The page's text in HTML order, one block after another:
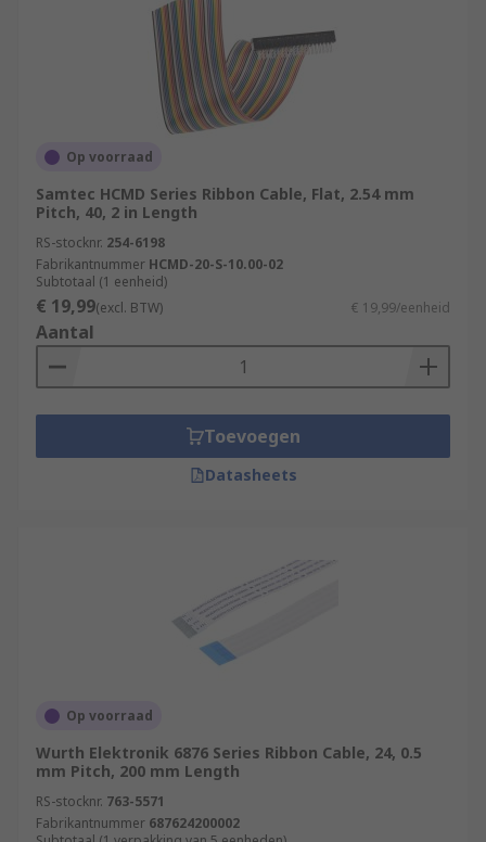
Op voorraad
Samtec HCMD Series Ribbon Cable, Flat, 2.54 mm
Pitch, 40, 2 in Length
RS-stocknr. 254-6198
Fabrikantnummer HCMD-20-S-10.00-02
Subtotaal (1 eenheid)
€ 19,99(excl. BTW) € 19,99/eenheid
Aantal
Toevoegen
Datasheets
Op voorraad
Wurth Elektronik 6876 Series Ribbon Cable, 24, 0.5
mm Pitch, 200 mm Length
RS-stocknr. 763-5571
Fabrikantnummer 687624200002